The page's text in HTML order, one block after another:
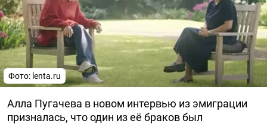
Фото: lenta.ru
Алла Пугачева в новом интервью из эмиграции
призналась, что один из её браков был